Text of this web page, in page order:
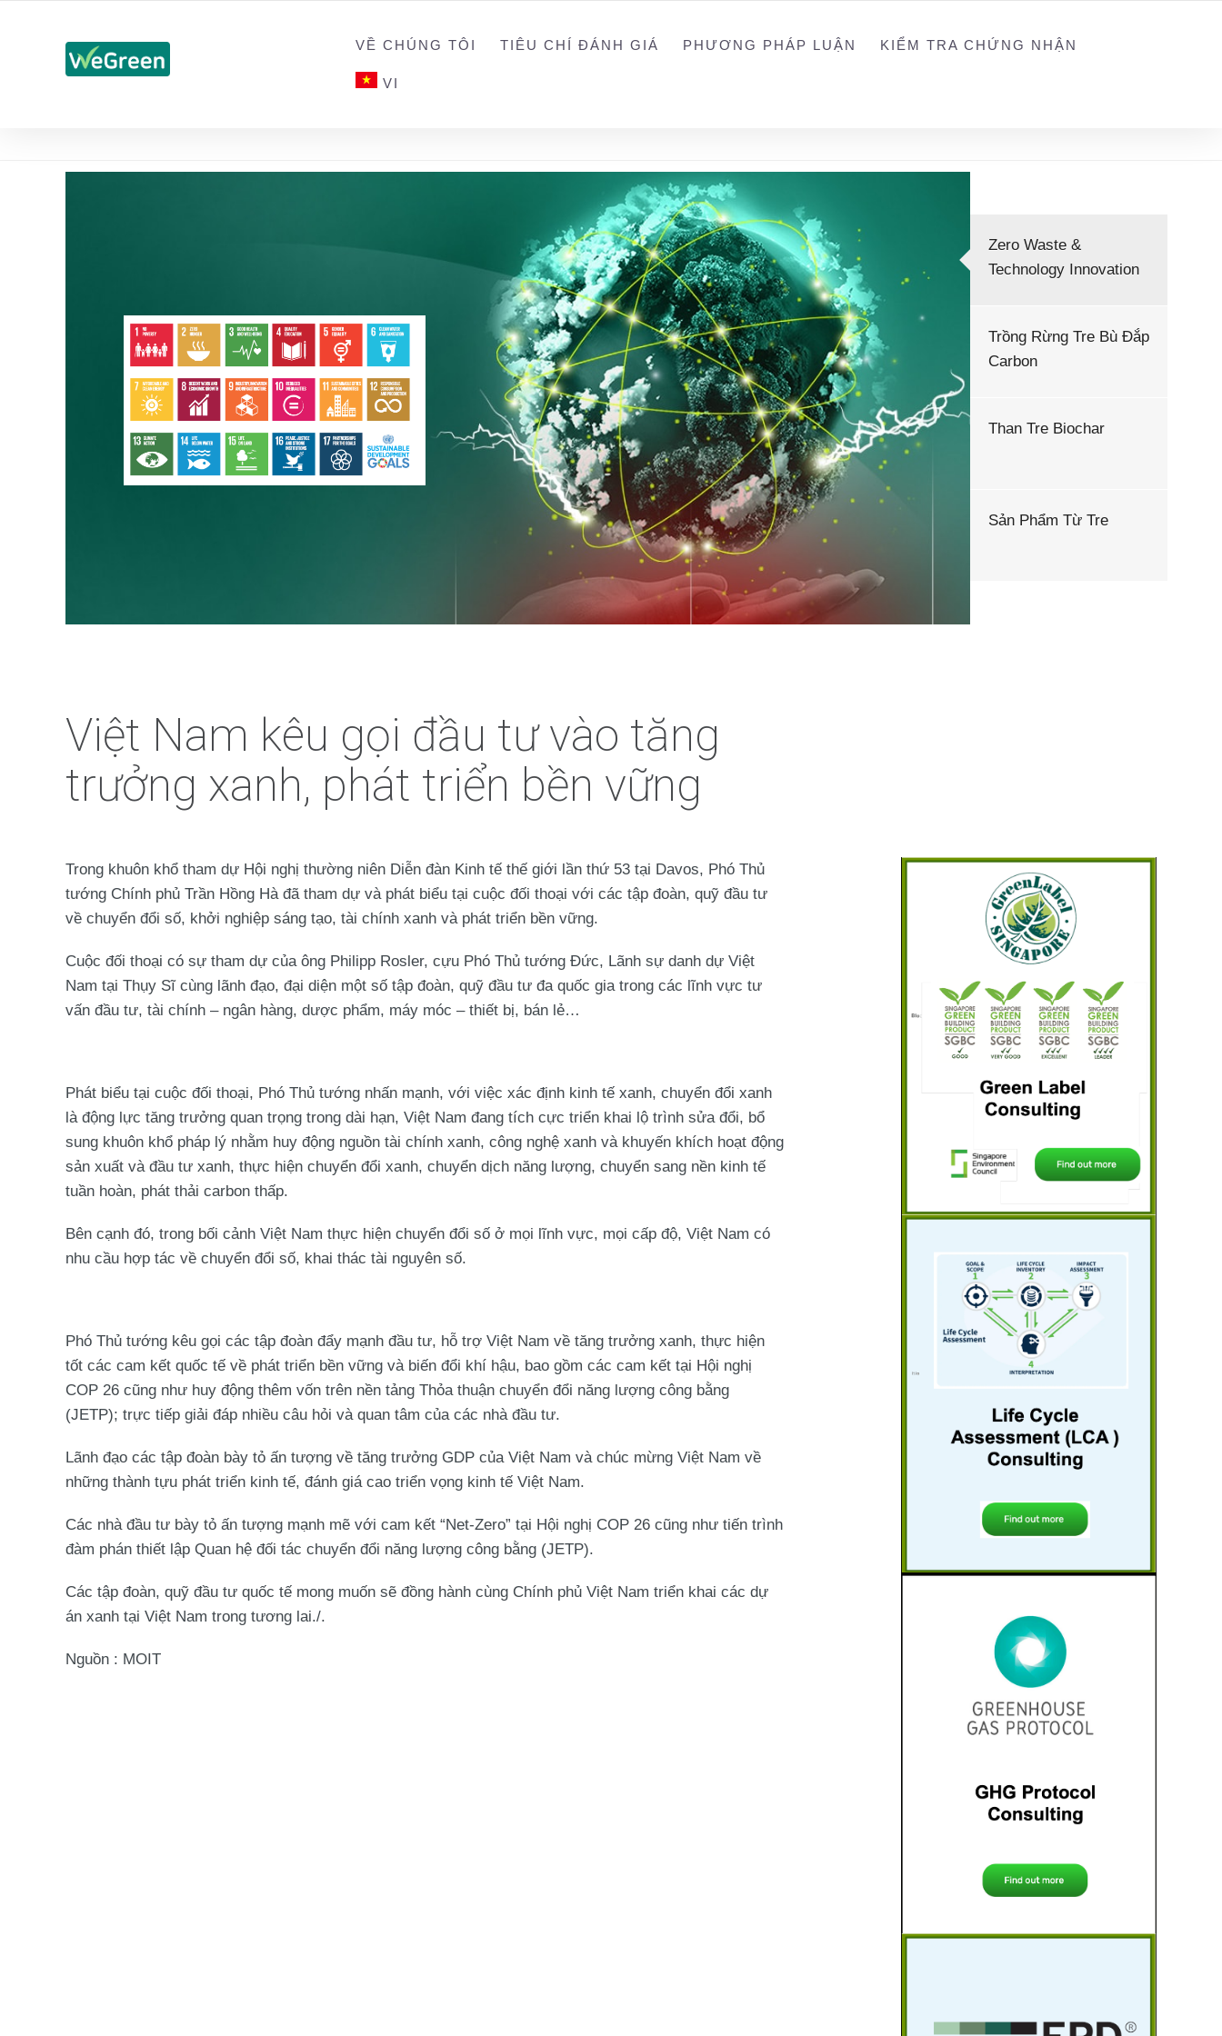
VỀ CHÚNG TÔI TIÊU CHÍ ĐÁNH GIÁ PHƯƠNG PHÁP LUẬN KIỂM TRA CHỨNG NHẬN
VI
Zero Waste &
Technology Innovation
Trồng Rừng Tre Bù Đắp
Carbon
Than Tre Biochar
Sản Phẩm Từ Tre
Việt Nam kêu gọi đầu tư vào tăng
trưởng xanh, phát triển bền vững
Trong khuôn khổ tham dự Hội nghị thường niên Diễn đàn Kinh tế thế giới lần thứ 53 tại Davos, Phó Thủ
tướng Chính phủ Trần Hồng Hà đã tham dự và phát biểu tại cuộc đối thoại với các tập đoàn, quỹ đầu tư
về chuyển đổi số, khởi nghiệp sáng tạo, tài chính xanh và phát triển bền vững.
Cuộc đối thoại có sự tham dự của ông Philipp Rosler, cựu Phó Thủ tướng Đức, Lãnh sự danh dự Việt
Nam tại Thụy Sĩ cùng lãnh đạo, đại diện một số tập đoàn, quỹ đầu tư đa quốc gia trong các lĩnh vực tư
vấn đầu tư, tài chính – ngân hàng, dược phẩm, máy móc – thiết bị, bán lẻ…
Phát biểu tại cuộc đối thoại, Phó Thủ tướng nhấn mạnh, với việc xác định kinh tế xanh, chuyển đổi xanh
là động lực tăng trưởng quan trọng trong dài hạn, Việt Nam đang tích cực triển khai lộ trình sửa đổi, bổ
sung khuôn khổ pháp lý nhằm huy động nguồn tài chính xanh, công nghệ xanh và khuyến khích hoạt động
sản xuất và đầu tư xanh, thực hiện chuyển đổi xanh, chuyển dịch năng lượng, chuyển sang nền kinh tế
tuần hoàn, phát thải carbon thấp.
Bên cạnh đó, trong bối cảnh Việt Nam thực hiện chuyển đổi số ở mọi lĩnh vực, mọi cấp độ, Việt Nam có
nhu cầu hợp tác về chuyển đổi số, khai thác tài nguyên số.
Phó Thủ tướng kêu gọi các tập đoàn đẩy mạnh đầu tư, hỗ trợ Việt Nam về tăng trưởng xanh, thực hiện
tốt các cam kết quốc tế về phát triển bền vững và biến đổi khí hậu, bao gồm các cam kết tại Hội nghị
COP 26 cũng như huy động thêm vốn trên nền tảng Thỏa thuận chuyển đổi năng lượng công bằng
(JETP); trực tiếp giải đáp nhiều câu hỏi và quan tâm của các nhà đầu tư.
Lãnh đạo các tập đoàn bày tỏ ấn tượng về tăng trưởng GDP của Việt Nam và chúc mừng Việt Nam về
những thành tựu phát triển kinh tế, đánh giá cao triển vọng kinh tế Việt Nam.
Các nhà đầu tư bày tỏ ấn tượng mạnh mẽ với cam kết “Net-Zero” tại Hội nghị COP 26 cũng như tiến trình
đàm phán thiết lập Quan hệ đối tác chuyển đổi năng lượng công bằng (JETP).
Các tập đoàn, quỹ đầu tư quốc tế mong muốn sẽ đồng hành cùng Chính phủ Việt Nam triển khai các dự
án xanh tại Việt Nam trong tương lai./.
Nguồn : MOIT